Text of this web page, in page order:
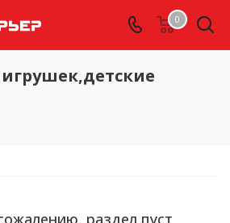
0
раздел пуст